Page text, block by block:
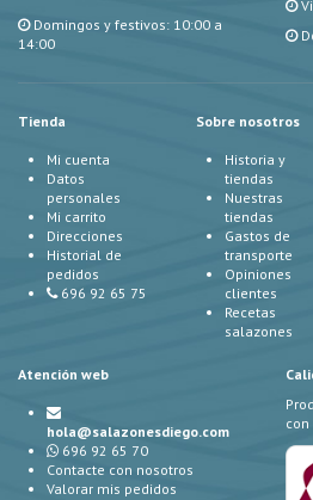
Domingos y festivos: 10:00 a
14:00
Tienda
Mi cuenta
Datos
personales
Mi carrito
Direcciones
Historial de
pedidos
696 92 65 75
Sobre nosotros
Historia y
tiendas
Nuestras
tiendas
Gastos de
transporte
Opiniones
clientes
Recetas
salazones
Atención web
hola@salazonesdiego.com
696 92 65 70
Contacte con nosotros
Valorar mis pedidos